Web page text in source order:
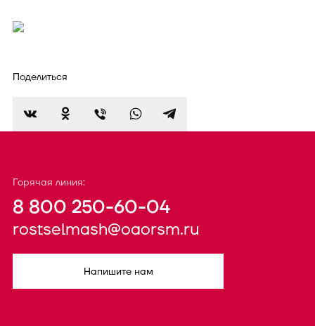
Поделиться
Горячая линия:
8 800 250-60-04
rostselmash@oaorsm.ru
Напишите нам